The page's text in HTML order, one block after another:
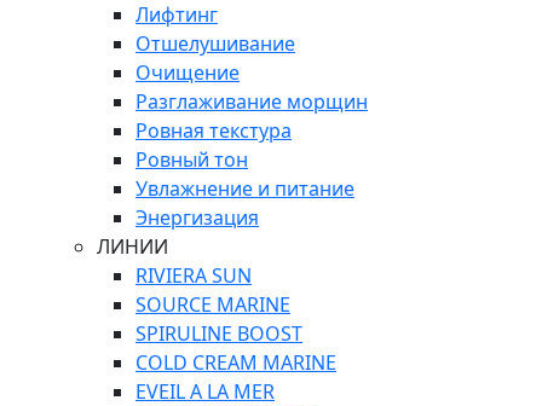
Лифтинг
Отшелушивание
Очищение
Разглаживание морщин
Ровная текстура
Ровный тон
Увлажнение и питание
Энергизация
ЛИНИИ
RIVIERA SUN
SOURCE MARINE
SPIRULINE BOOST
COLD CREAM MARINE
EVEIL A LA MER